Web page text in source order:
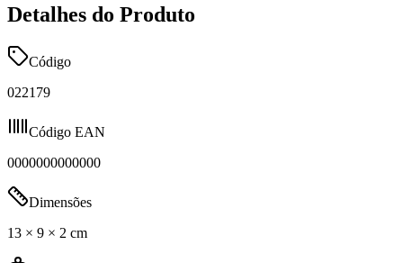
Detalhes do Produto
Código
022179
Código EAN
0000000000000
Dimensões
13 × 9 × 2 cm